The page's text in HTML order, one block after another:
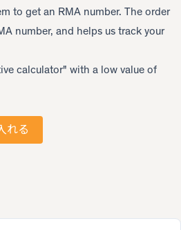
to get an RMA number. The order
number, and helps us track your
calculator" with a low value of
れる